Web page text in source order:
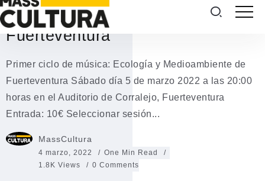
medioambiente Ecojazz en
Fuerteventura
Primer ciclo de música: Ecología y Medioambiente de
Fuerteventura Sábado día 5 de marzo 2022 a las 20:00
horas en el Auditorio de Corralejo, Fuerteventura
Entrada: 10€ Seleccionar sesión...
MassCultura
4 marzo, 2022
One Min Read
1.8K Views
0 Comments